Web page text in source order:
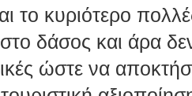
το κυριότερο
στο δάσος και άρα
ώστε να